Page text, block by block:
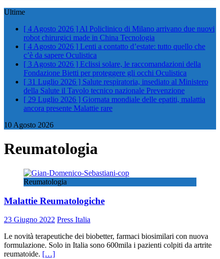
Ultime
[ 4 Agosto 2026 ] Al Policlinico di Milano arrivano due nuovi
robot chirurgici made in China Tecnologia
[ 4 Agosto 2026 ] Lenti a contatto d’estate: tutto quello che
c’è da sapere Oculistica
[ 3 Agosto 2026 ] Eclissi solare, le raccomandazioni della
Fondazione Bietti per proteggere gli occhi Oculistica
[ 31 Luglio 2026 ] Salute respiratoria, insediato al Ministero
della Salute il Tavolo tecnico nazionale Prevenzione
[ 29 Luglio 2026 ] Giornata mondiale delle epatiti, malattia
ancora presente Malattie rare
10 Agosto 2026
Reumatologia
Reumatologia
Malattie Reumatologiche
23 Giugno 2022 Press Italia
Le novità terapeutiche dei biobetter, farmaci biosimilari con nuova
formulazione. Solo in Italia sono 600mila i pazienti colpiti da artrite
reumatoide. […]